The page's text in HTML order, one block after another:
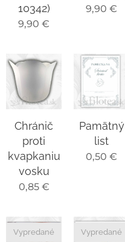
10342)
9,90 €
9,90 €
Chránič
proti
kvapkaniu
vosku
0,85€
Pamätný
list
0,50 €
Vypredané Vypredané